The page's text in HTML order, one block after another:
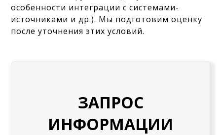
особенности интеграции с системами-
источниками и др.). Мы подготовим оценку
после уточнения этих условий.
ЗАПРОС
ИНФОРМАЦИИ